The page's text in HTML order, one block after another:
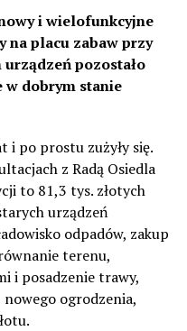
i wielofunkcyjne
na placu zabaw przy
pozostało
w dobrym stanie
i po prostu zużyły się.
z Radą Osiedla
to 81,3 tys. złotych
urządzeń
odpadów, zakup
terenu,
i posadzenie trawy,
ogrodzenia,